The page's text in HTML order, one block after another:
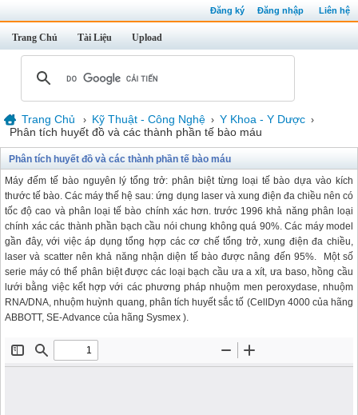
Đăng ký Đăng nhập Liên hệ
Trang Chủ Tài Liệu Upload
Trang Chủ › Kỹ Thuật - Công Nghệ › Y Khoa - Y Dược ›
Phân tích huyết đồ và các thành phần tế bào máu
Phân tích huyết đồ và các thành phần tế bào máu
Máy đếm tế bào nguyên lý tổng trở: phân biệt từng loại tế bào dựa vào kích
thước tế bào. Các máy thế hệ sau: ứng dụng laser và xung điện đa chiều nên có
tốc độ cao và phân loại tế bào chính xác hơn. trước 1996 khả năng phân loại
chính xác các thành phần bạch cầu nói chung không quá 90%. Các máy model
gần đây, với việc áp dụng tổng hợp các cơ chế tổng trở, xung điện đa chiều,
laser và scatter nên khả năng nhận diện tế bào được nâng đến 95%. Một số
serie máy có thể phân biệt được các loại bạch cầu ưa a xít, ưa baso, hồng cầu
lưới bằng việc kết hợp với các phương pháp nhuộm men peroxydase, nhuộm
RNA/DNA, nhuộm huỳnh quang, phân tích huyết sắc tố (CellDyn 4000 của hãng
ABBOTT, SE-Advance của hãng Sysmex ).